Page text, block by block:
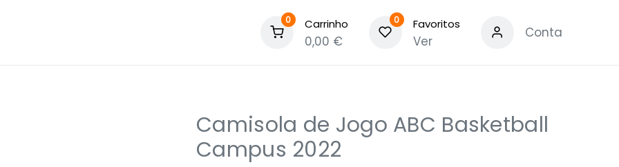
0 Carrinho
0,00 €
0 Favoritos
Ver
Conta
Camisola de Jogo ABC Basketball
Campus 2022